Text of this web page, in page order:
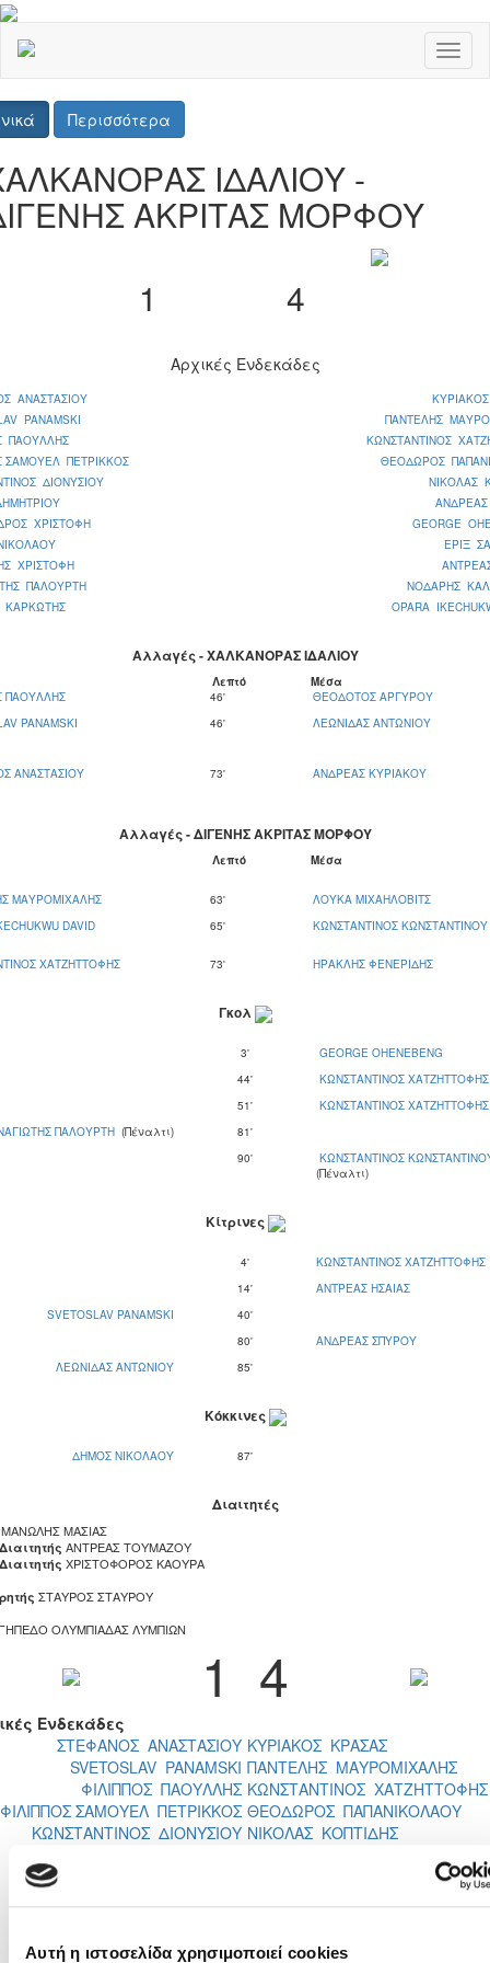
Αυτή η ιστοσελίδα χρησιμοποιεί cookies
Περισσότερα
ΙΔΑΛΙΟΥ -
ΑΚΡΙΤΑΣ ΜΟΡΦΟΥ
1
4
Αρχικές Ενδεκάδες
ΑΝΑΣΤΑΣΙΟΥ
PANAMSKI
ΠΑΟΥΛΛΗΣ
ΣΑΜΟΥΕΛ ΠΕΤΡΙΚΚΟΣ
ΔΙΟΝΥΣΙΟΥ
ΧΡΙΣΤΟΦΗ
ΧΡΙΣΤΟΦΗ
ΠΑΛΟΥΡΤΗ
ΚΑΡΚΩΤΗΣ
ΠΑΝΤΕΛΗΣ
ΚΩΝΣΤΑΝΤΙΝΟΣ
ΘΕΟΔΩΡΟΣ
ΝΙΚΟΛΑΣ
GEORGE
ΕΡΙΞ
ΝΟΔΑΡΗΣ
OPARA
Αλλαγές - ΧΑΛΚΑΝΟΡΑΣ ΙΔΑΛΙΟΥ
Λεπτό
Μέσα
ΠΑΟΥΛΛΗΣ
46'
ΘΕΟΔΟΤΟΣ ΑΡΓΥΡΟΥ
PANAMSKI
46' ΛΕΩΝΙΔΑΣ ΑΝΤΩΝΙΟΥ
ΑΝΑΣΤΑΣΙΟΥ 73' ΑΝΔΡΕΑΣ ΚΥΡΙΑΚΟΥ
Αλλαγές - ΔΙΓΕΝΗΣ ΑΚΡΙΤΑΣ ΜΟΡΦΟΥ
Λεπτό Μέσα
ΜΑΥΡΟΜΙΧΑΛΗΣ 63'
ΛΟΥΚΑ ΜΙΧΑΗΛΟΒΙΤΣ
DAVID
65' ΚΩΝΣΤΑΝΤΙΝΟΣ ΚΩΝΣΤΑΝΤΙΝΟΥ
ΧΑΤΖΗΤΤΟΦΗΣ 73' ΗΡΑΚΛΗΣ ΦΕΝΕΡΙΔΗΣ
Γκολ
3'
GEORGE OHENEBENG
44'
ΚΩΝΣΤΑΝΤΙΝΟΣ ΧΑΤΖΗΤΤΟΦΗΣ
51'
ΚΩΝΣΤΑΝΤΙΝΟΣ ΧΑΤΖΗΤΤΟΦΗΣ
ΠΑΛΟΥΡΤΗ(Πέναλτι)
81'
90'
ΚΩΝΣΤΑΝΤΙΝΟΣ
(Πέναλτι)
Κίτρινες
4'
ΚΩΝΣΤΑΝΤΙΝΟΣ ΧΑΤΖΗΤΤΟΦΗΣ
14'
ΑΝΤΡΕΑΣ ΗΣΑΙΑΣ
SVETOSLAV PANAMSKI
40'
80'
ΑΝΔΡΕΑΣ ΣΠΥΡΟΥ
ΛΕΩΝΙΔΑΣ ΑΝΤΩΝΙΟΥ
85'
Κόκκινες
ΔΗΜΟΣ ΝΙΚΟΛΑΟΥ 87'
Διαιτητές
ΜΑΣΙΑΣ
ΑΝΤΡΕΑΣ ΤΟΥΜΑΖΟΥ
ΧΡΙΣΤΟΦΟΡΟΣ ΚΑΟΥΡΑ
ΣΤΑΥΡΟΣ ΣΤΑΥΡΟΥ
ΟΛΥΜΠΙΑΔΑΣ ΛΥΜΠΙΩΝ
1 4
Ενδεκάδες
ΣΤΕΦΑΝΟΣ ΑΝΑΣΤΑΣΙΟΥ
SVETOSLAV PANAMSKI
ΦΙΛΙΠΠΟΣ ΠΑΟΥΛΛΗΣ
ΦΙΛΙΠΠΟΣ ΣΑΜΟΥΕΛ ΠΕΤΡΙΚΚΟΣ
ΚΩΝΣΤΑΝΤΙΝΟΣ ΔΙΟΝΥΣΙΟΥ
ΑΛΕΞΑΝΔΡΟΣ ΧΡΙΣΤΟΦΗ
ΠΑΝΑΓΙΩΤΗΣ ΠΑΛΟΥΡΤΗ
ΚΥΡΙΑΚΟΣ ΚΡΑΣΑΣ
ΠΑΝΤΕΛΗΣ ΜΑΥΡΟΜΙΧΑΛΗΣ
ΚΩΝΣΤΑΝΤΙΝΟΣ ΧΑΤΖΗΤΤΟΦΗΣ
ΘΕΟΔΩΡΟΣ ΠΑΠΑΝΙΚΟΛΑΟΥ
ΝΙΚΟΛΑΣ ΚΟΠΤΙΔΗΣ
ΝΟΔΑΡΗΣ ΚΑΛΑΙΤΣΙΔΗΣ